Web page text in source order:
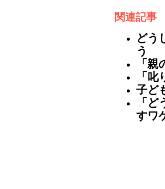
関連記事
どう
う
「
「
子ど
「
すワ